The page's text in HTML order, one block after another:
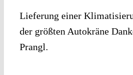
Lieferung einer
der größten Autokräne
Prangl.